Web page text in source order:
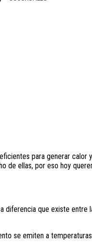
para generar
de ellas, por eso hoy
que existe
se emiten a